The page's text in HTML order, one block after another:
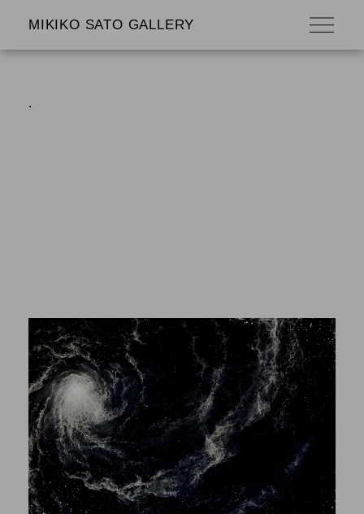
MIKIKO SATO GALLERY
.